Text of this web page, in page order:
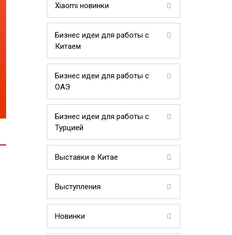
Xiaomi новинки
Бизнес идеи для работы с
Китаем
Бизнес идеи для работы с
ОАЭ
Бизнес идеи для работы с
Турцией
Выставки в Китае
Выступления
Новинки